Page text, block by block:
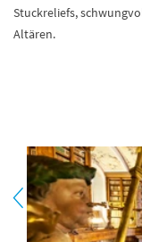
Stuckreliefs,
Altären.